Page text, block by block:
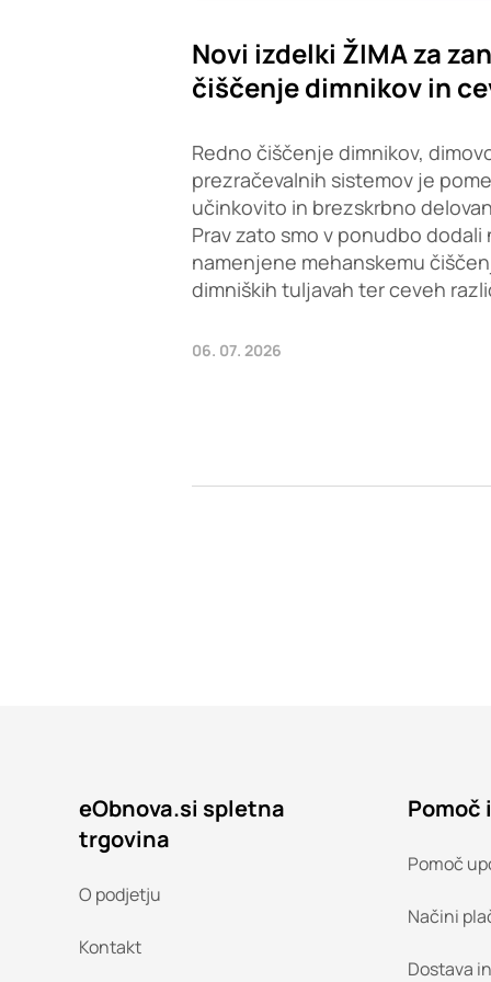
Novi izdelki ŽIMA za
čiščenje dimnikov in
Redno čiščenje dimnikov,
prezračevalnih sistemov je
učinkovito in brezskrbno
Prav zato smo v ponudbo dodali
namenjene mehanskemu
dimniških tuljavah ter ceveh
06. 07. 2026
eObnova.si spletna
trgovina
O podjetju
Kontakt
Pomoč
Pomoč
Načini
Dostava